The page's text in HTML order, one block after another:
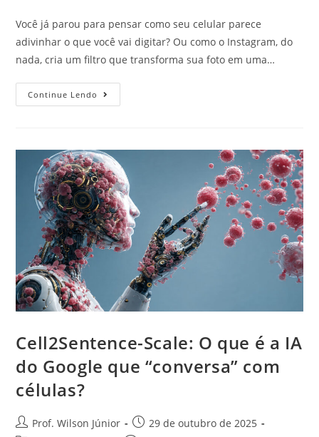
Você já parou para pensar como seu celular parece
adivinhar o que você vai digitar? Ou como o Instagram, do
nada, cria um filtro que transforma sua foto em uma…
Continue Lendo
Cell2Sentence-Scale: O que é a IA
do Google que “conversa” com
células?
Prof. Wilson Júnior
29 de outubro de 2025